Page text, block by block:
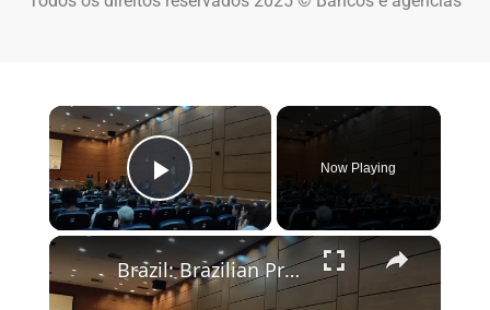
×
Play Video
Now Playing
×
Brazil: Brazilian President Lula hosts WHO chief Tedros in Rio.